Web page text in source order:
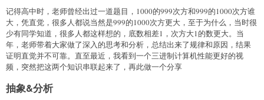
记得高中时，老师曾经出过一道题目，1000的999次方和999的1000次方谁
大，凭直觉，很多人都说当然是999的1000次方更大，至于为什么，当时很
少有同学知道，很多人都这样想的，底数相差1，次方大1的数更大。当
年，老师带着大家做了深入的思考和分析，总结出来了规律和原因，结果
证明直觉并不可靠。直至最近，我看到一个三进制计算机性能更好的视
频，突然把这两个知识串联起来了，再此做一个分享
抽象&分析